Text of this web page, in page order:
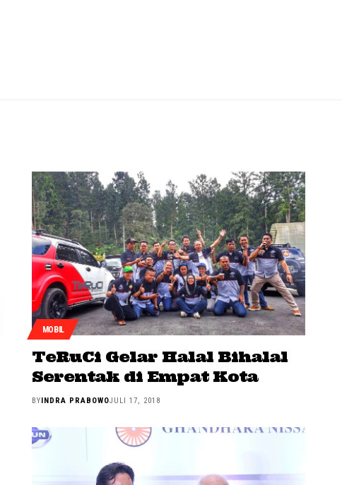
MOBIL
TeRuCi Gelar Halal Bihalal
Serentak di Empat Kota
BYINDRA PRABOWOJULI 17, 2018